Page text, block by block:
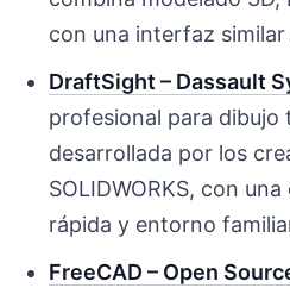
con una interfaz similar
DraftSight – Dassault
profesional para dibujo
desarrollada por los
SOLIDWORKS, con
rápida y entorno
FreeCAD – Open